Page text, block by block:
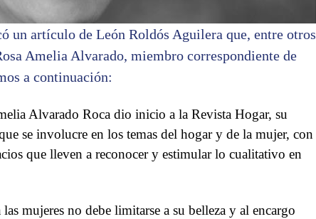
un artículo de León Roldós Aguilera que, entre otros
Amelia Alvarado, miembro correspondiente de
a continuación:
Alvarado Roca dio inicio a la Revista Hogar, su
se involucre en los temas del hogar y de la mujer, con
que lleven a reconocer y estimular lo cualitativo en
mujeres no debe limitarse a su belleza y al encargo